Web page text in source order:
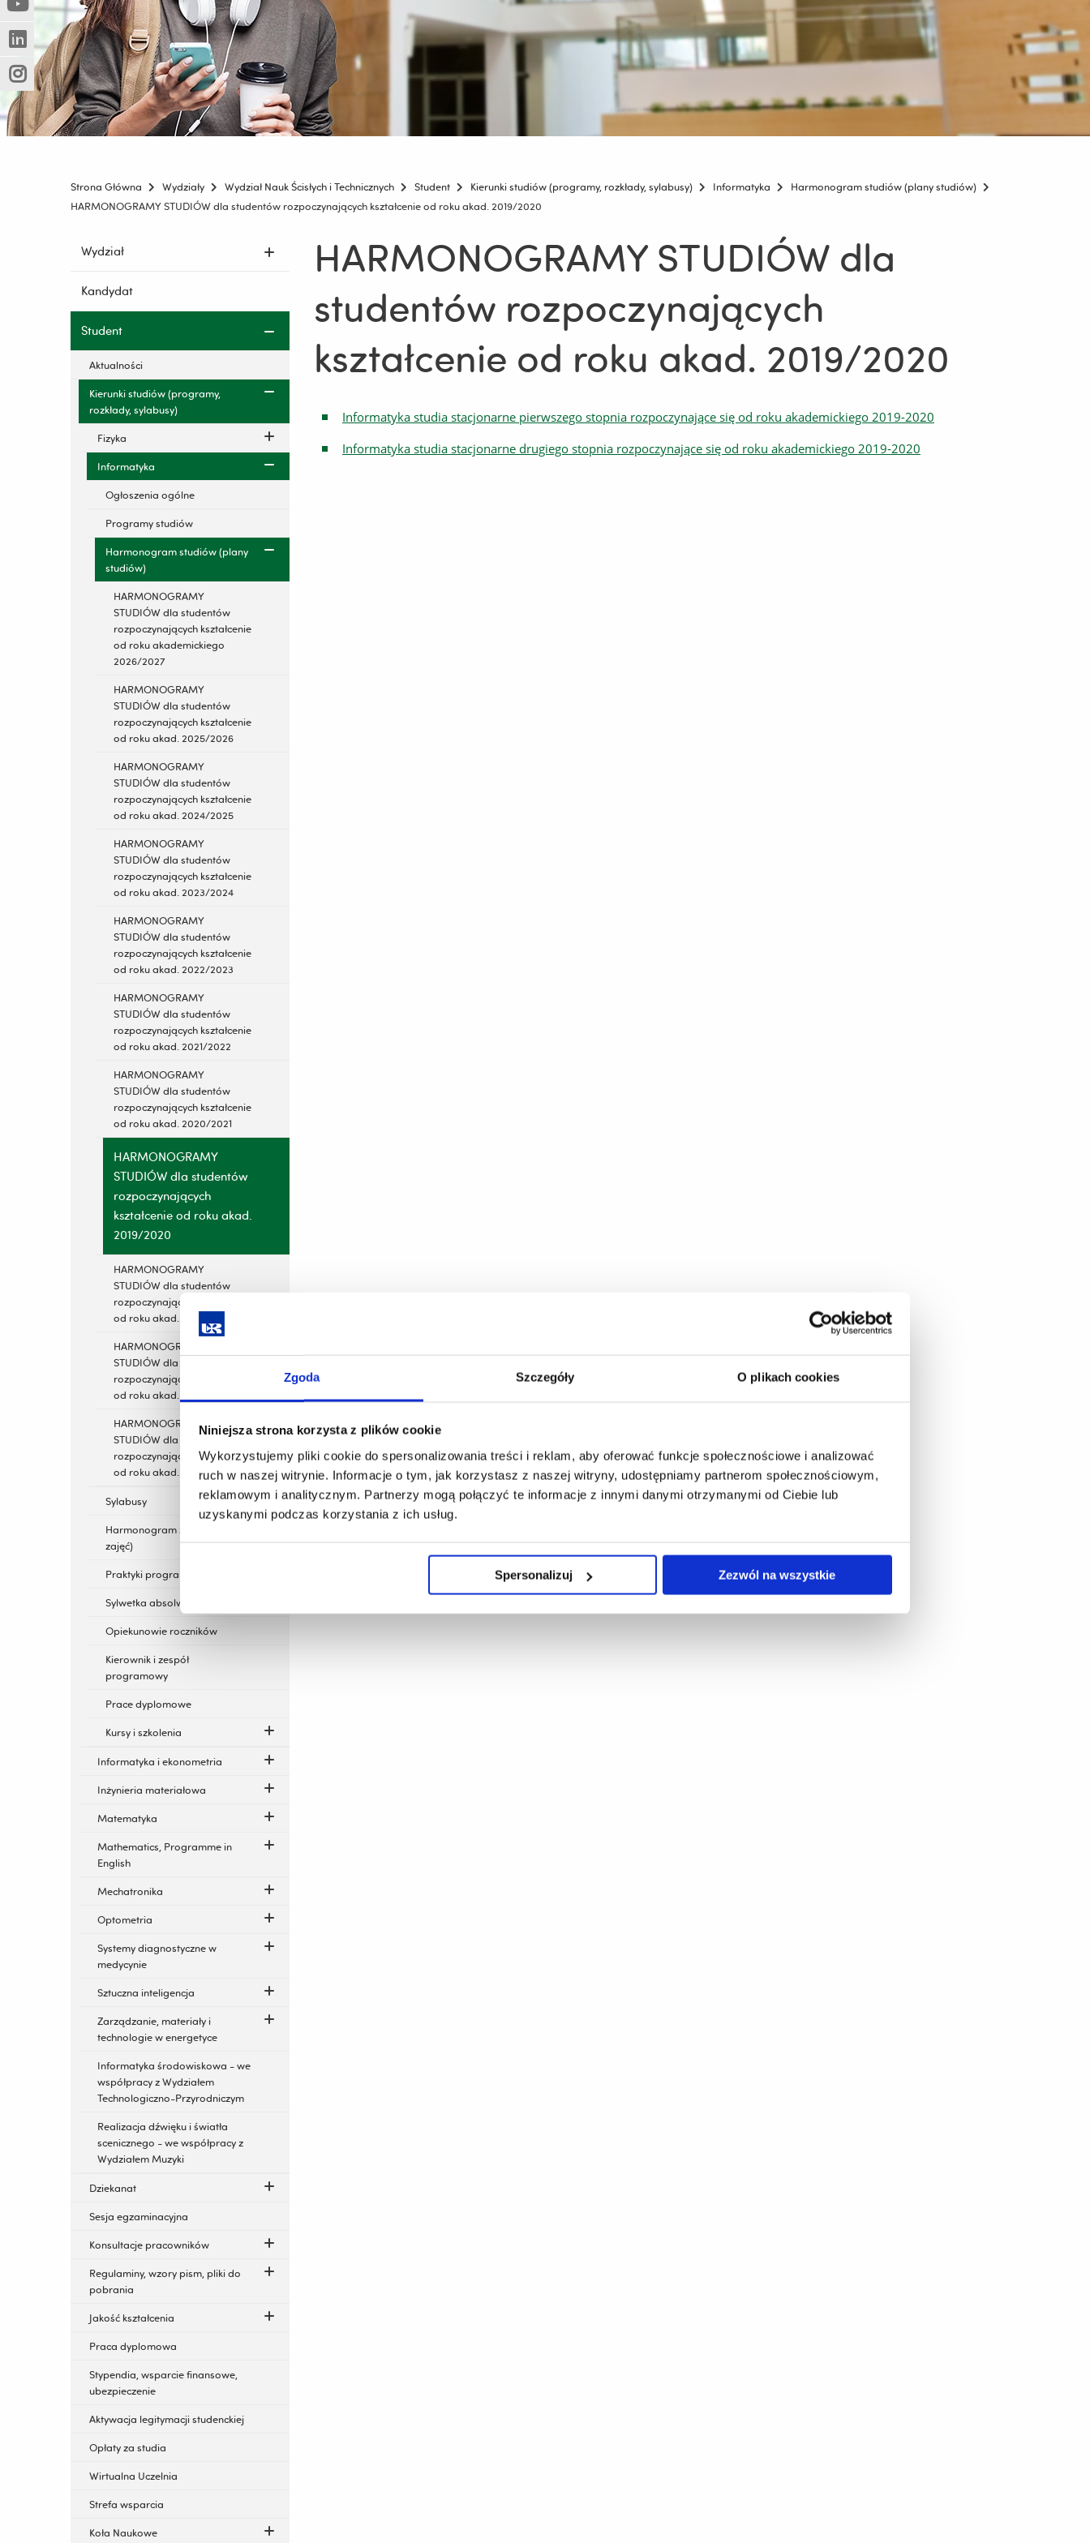
Zgoda Szczegóły O plikach cookies
Niniejsza strona korzysta z plików cookie
Wykorzystujemy pliki cookie do spersonalizowania treści i reklam, aby oferować funkcje społecznościowe i analizować
ruch w naszej witrynie. Informacje o tym, jak korzystasz z naszej witryny, udostępniamy partnerom społecznościowym,
reklamowym i analitycznym. Partnerzy mogą połączyć te informacje z innymi danymi otrzymanymi od Ciebie lub
uzyskanymi podczas korzystania z ich usług.
Spersonalizuj Zezwól na wszystkie
innej
strony)
(Nowe
okno)
(Link
do
innej
strony)
(Nowe
okno)
(Link
do
innej
strony)
(Nowe
okno)
(Link
do
innej
strony)
Strona Główna Wydziały Wydział Nauk Ścisłych i Technicznych Student Kierunki studiów (programy, rozkłady, sylabusy) Informatyka
Harmonogram studiów (plany studiów)
HARMONOGRAMY STUDIÓW dla studentów rozpoczynających kształcenie od roku akad. 2019/2020
Pomiń
i
przejdź
treści
Wydział
Kandydat
Student
Aktualności
Kierunki studiów (programy,
rozkłady, sylabusy)
Fizyka
Informatyka
Ogłoszenia ogólne
Programy studiów
Harmonogram studiów (plany
studiów)
HARMONOGRAMY
STUDIÓW dla studentów
rozpoczynających kształcenie
od roku akademickiego
2026/2027
HARMONOGRAMY
STUDIÓW dla studentów
rozpoczynających kształcenie
od roku akad. 2025/2026
HARMONOGRAMY
STUDIÓW dla studentów
rozpoczynających kształcenie
od roku akad. 2024/2025
HARMONOGRAMY
STUDIÓW dla studentów
rozpoczynających kształcenie
od roku akad. 2023/2024
HARMONOGRAMY
STUDIÓW dla studentów
rozpoczynających kształcenie
od roku akad. 2022/2023
HARMONOGRAMY
STUDIÓW dla studentów
rozpoczynających kształcenie
od roku akad. 2021/2022
HARMONOGRAMY
STUDIÓW dla studentów
rozpoczynających kształcenie
od roku akad. 2020/2021
HARMONOGRAMY
STUDIÓW dla studentów
rozpoczynających
kształcenie od roku akad.
2019/2020
HARMONOGRAMY
STUDIÓW dla studentów
rozpoczynających kształcenie
od roku akad. 2018/2019
HARMONOGRAMY
STUDIÓW dla studentów
rozpoczynających kształcenie
od roku akad. 2017/2018
HARMONOGRAMY
STUDIÓW dla studentów
rozpoczynających kształcenie
od roku akad. 2016/2017
Sylabusy
Harmonogram zajęć (rozkłady
zajęć)
Praktyki programowe
Sylwetka absolwenta
Opiekunowie roczników
Kierownik i zespół
programowy
Prace dyplomowe
Kursy i szkolenia
Informatyka i ekonometria
Inżynieria materiałowa
Matematyka
Mathematics, Programme in
English
Mechatronika
Optometria
Systemy diagnostyczne w
medycynie
Sztuczna inteligencja
Zarządzanie, materiały i
technologie w energetyce
Informatyka środowiskowa - we
współpracy z Wydziałem
Technologiczno-Przyrodniczym
Realizacja dźwięku i światła
scenicznego - we współpracy z
Wydziałem Muzyki
Dziekanat
Sesja egzaminacyjna
Konsultacje pracowników
Regulaminy, wzory pism, pliki do
pobrania
Jakość kształcenia
Praca dyplomowa
Stypendia, wsparcie finansowe,
ubezpieczenie
Aktywacja legitymacji studenckiej
Opłaty za studia
Wirtualna Uczelnia
Strefa wsparcia
Koła Naukowe
HARMONOGRAMY STUDIÓW dla
studentów rozpoczynających
kształcenie od roku akad. 2019/2020
Informatyka studia stacjonarne pierwszego stopnia rozpoczynające się od roku akademickiego 2019-2020
Informatyka studia stacjonarne drugiego stopnia rozpoczynające się od roku akademickiego 2019-2020